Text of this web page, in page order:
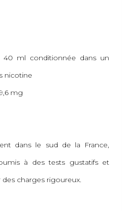
40 ml conditionnée dans un
nicotine
mg
dans le sud de la France,
à des tests gustatifs et
charges rigoureux.